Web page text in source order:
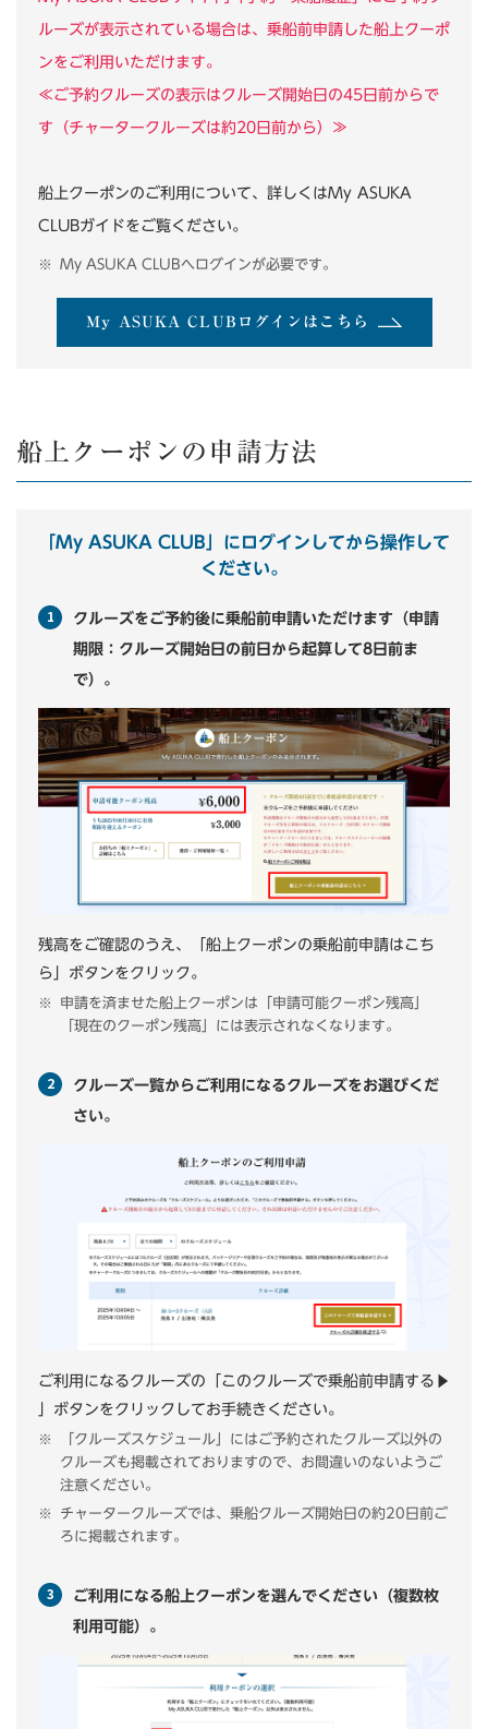
ルーズが表示されている場合は、乗船前申請した船上クーポ
ンをご利用いただけます。
≪ご予約クルーズの表示はクルーズ開始日の45日前からで
す（チャータークルーズは約20日前から）≫
船上クーポンのご利用について、詳しくはMy ASUKA
CLUBガイドをご覧ください。
My ASUKA CLUBへログインが必要です。
My ASUKA CLUBログインはこちら
船上クーポンの申請方法
「My ASUKA CLUB」にログインしてから操作して
ください。
クルーズをご予約後に乗船前申請いただけます（申請
期限：クルーズ開始日の前日から起算して8日前ま
で）。
残高をご確認のうえ、「船上クーポンの乗船前申請はこち
ら」ボタンをクリック。
申請を済ませた船上クーポンは「申請可能クーポン残高」
「現在のクーポン残高」には表示されなくなります。
クルーズ一覧からご利用になるクルーズをお選びくだ
さい。
ご利用になるクルーズの「このクルーズで乗船前申請する ▲
」ボタンをクリックしてお手続きください。
「クルーズスケジュール」にはご予約されたクルーズ以外の
クルーズも掲載されておりますので、お間違いのないようご
注意ください。
チャータークルーズでは、乗船クルーズ開始日の約20日前ご
ろに掲載されます。
ご利用になる船上クーポンを選んでください（複数枚
利用可能）。